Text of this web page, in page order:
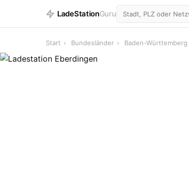
LadeStationGuru
Start › Bundesländer › Baden-Württemberg